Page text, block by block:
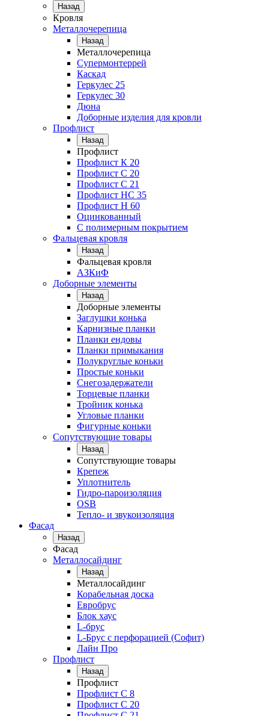
Назад
Кровля
Металлочерепица
Назад
Металлочерепица
Супермонтеррей
Каскад
Геркулес 25
Геркулес 30
Дюна
Доборные изделия для кровли
Профлист
Назад
Профлист
Профлист К 20
Профлист С 20
Профлист C 21
Профлист НС 35
Профлист Н 60
Оцинкованный
С полимерным покрытием
Фальцевая кровля
Назад
Фальцевая кровля
АЗКиФ
Доборные элементы
Назад
Доборные элементы
Заглушки конька
Карнизные планки
Планки ендовы
Планки примыкания
Полукруглые коньки
Простые коньки
Снегозадержатели
Торцевые планки
Тройник конька
Угловые планки
Фигурные коньки
Сопутствующие товары
Назад
Сопутствующие товары
Крепеж
Уплотнитель
Гидро-пароизоляция
OSB
Тепло- и звукоизоляция
Фасад
Назад
Фасад
Металлосайдинг
Назад
Металлосайдинг
Корабельная доска
Евробрус
Блок хаус
L-брус
L-Брус с перфорацией (Софит)
Лайн Про
Профлист
Назад
Профлист
Профлист С 8
Профлист С 20